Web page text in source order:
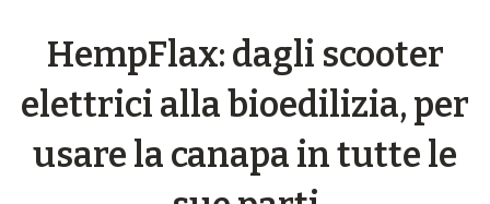
HempFlax: dagli scooter
elettrici alla bioedilizia, per
usare la canapa in tutte le